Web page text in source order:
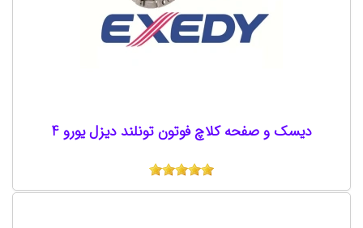
دیسک و صفحه کلاچ فوتون تونلند دیزل یورو 4